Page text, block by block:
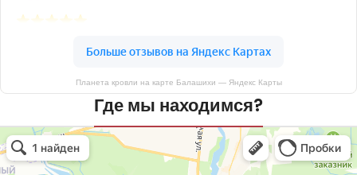
Планета кровли на карте Балашихи — Яндекс Карты
Где мы находимся?
Планета кровли
Кровля и кровельные материалы в Балашихе
Окна в Балашихе